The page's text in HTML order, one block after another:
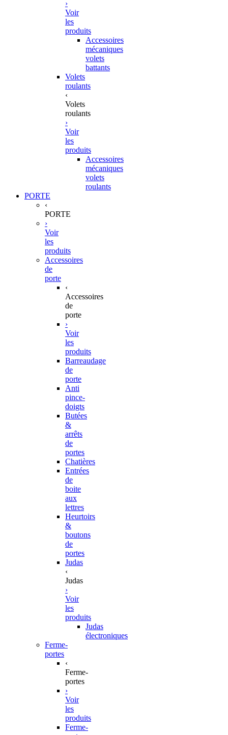
›
Voir
les
produits
Accessoires
mécaniques
volets
battants
Volets
roulants
‹
Volets
roulants
›
Voir
les
produits
Accessoires
mécaniques
volets
roulants
PORTE
‹
PORTE
›
Voir
les
produits
Accessoires
de
porte
‹
Accessoires
de
porte
›
Voir
les
produits
Barreaudage
de
porte
Anti
pince-
doigts
Butées
&
arrêts
de
portes
Chatières
Entrées
de
boite
aux
lettres
Heurtoirs
&
boutons
de
portes
Judas
‹
Judas
›
Voir
les
produits
Judas
électroniques
Ferme-
portes
‹
Ferme-
portes
›
Voir
les
produits
Ferme-